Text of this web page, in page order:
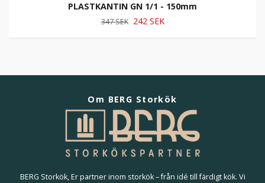
PLASTKANTIN GN 1/1 - 150mm
347 SEK 242 SEK
Om BERG Storkök
BERG Storkök, Er partner inom storkök – från idé till färdigt kök. Vi